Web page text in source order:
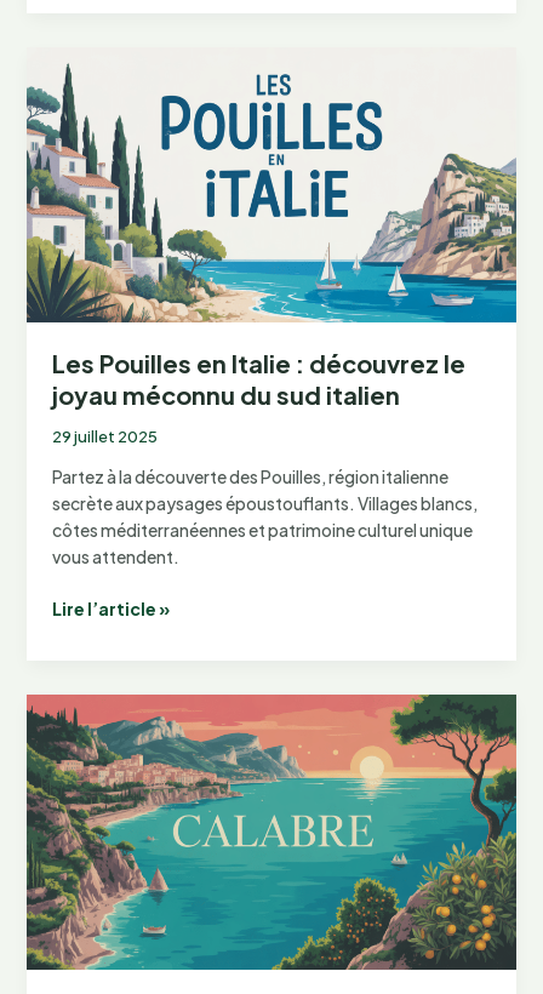
trouvez
le
parfait
séjour
normand
Les Pouilles en Italie : découvrez le
joyau méconnu du sud italien
29 juillet 2025
Partez à la découverte des Pouilles, région italienne
secrète aux paysages époustouflants. Villages blancs,
côtes méditerranéennes et patrimoine culturel unique
vous attendent.
Les
:
découvrez
le
joyau
méconnu
du
sud
italien
Lire l’article »